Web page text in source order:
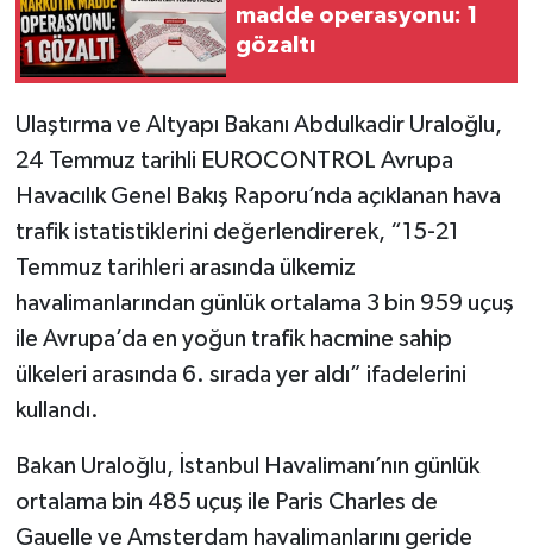
madde operasyonu: 1
gözaltı
Ulaştırma ve Altyapı Bakanı Abdulkadir Uraloğlu,
24 Temmuz tarihli EUROCONTROL Avrupa
Havacılık Genel Bakış Raporu’nda açıklanan hava
trafik istatistiklerini değerlendirerek, “15-21
Temmuz tarihleri arasında ülkemiz
havalimanlarından günlük ortalama 3 bin 959 uçuş
ile Avrupa’da en yoğun trafik hacmine sahip
ülkeleri arasında 6. sırada yer aldı” ifadelerini
kullandı.
Bakan Uraloğlu, İstanbul Havalimanı’nın günlük
ortalama bin 485 uçuş ile Paris Charles de
Gauelle ve Amsterdam havalimanlarını geride